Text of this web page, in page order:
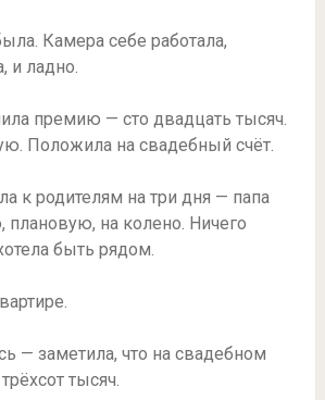
Камера себе работала,
и ладно.
премию — сто двадцать тысяч.
Положила на свадебный счёт.
к родителям на три дня — папа
плановую, на колено. Ничего
быть рядом.
— заметила, что на свадебном
тысяч.